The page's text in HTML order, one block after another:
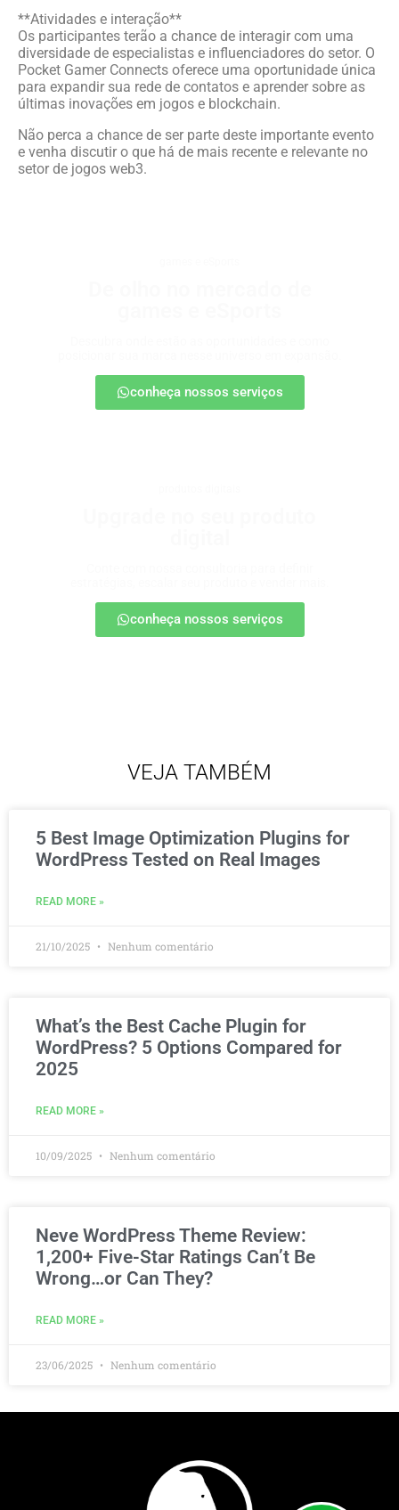
**Atividades e interação**
Os participantes terão a chance de interagir com uma
diversidade de especialistas e influenciadores do setor. O
Pocket Gamer Connects oferece uma oportunidade única
para expandir sua rede de contatos e aprender sobre as
últimas inovações em jogos e blockchain.
Não perca a chance de ser parte deste importante evento
e venha discutir o que há de mais recente e relevante no
setor de jogos web3.
conheça nossos serviços
conheça nossos serviços
VEJA TAMBÉM
5 Best Image Optimization Plugins for
WordPress Tested on Real Images
READ MORE »
21/10/2025 Nenhum comentário
What’s the Best Cache Plugin for
WordPress? 5 Options Compared for
2025
READ MORE »
10/09/2025 Nenhum comentário
Neve WordPress Theme Review:
1,200+ Five-Star Ratings Can’t Be
Wrong…or Can They?
READ MORE »
23/06/2025 Nenhum comentário